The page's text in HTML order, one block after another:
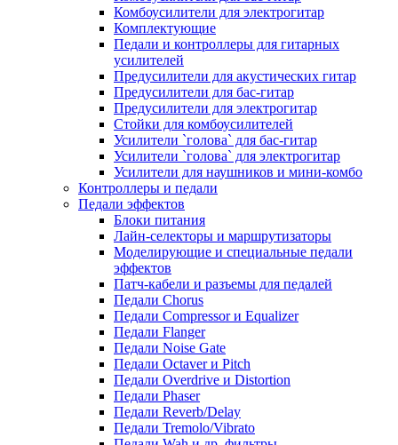
Комбоусилители для электрогитар
Комплектующие
Педали и контроллеры для гитарных
усилителей
Предусилители для акустических гитар
Предусилители для бас-гитар
Предусилители для электрогитар
Стойки для комбоусилителей
Усилители `голова` для бас-гитар
Усилители `голова` для электрогитар
Усилители для наушников и мини-комбо
Контроллеры и педали
Педали эффектов
Блоки питания
Лайн-селекторы и маршрутизаторы
Моделирующие и специальные педали
эффектов
Патч-кабели и разъемы для педалей
Педали Chorus
Педали Compressor и Equalizer
Педали Flanger
Педали Noise Gate
Педали Octaver и Pitch
Педали Overdrive и Distortion
Педали Phaser
Педали Reverb/Delay
Педали Tremolo/Vibrato